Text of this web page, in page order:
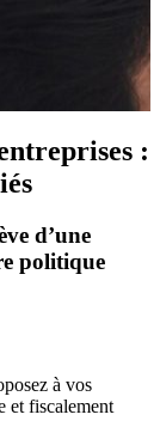
:
d’une
politique
à vos
et fiscalement